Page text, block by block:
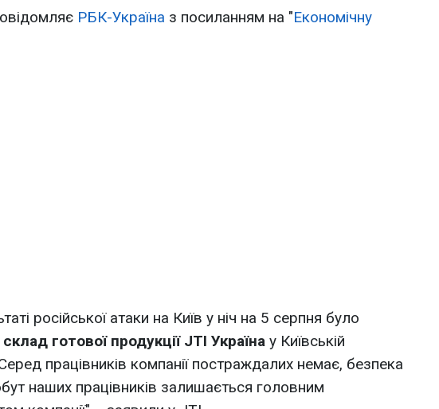
РБК-Україна з посиланням на "Економічну
російської атаки на Київ у ніч на 5 серпня було
склад готової продукції JTI Україна у Київській
працівників компанії постраждалих немає, безпека
наших працівників залишається головним